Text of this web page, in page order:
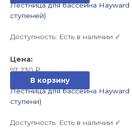
Лестница для бассейна
ступеней)
Доступность: Есть в наличии ✓
97 230₽
В корзину
Лестница для бассейна
ступени)
Доступность: Есть в наличии ✓